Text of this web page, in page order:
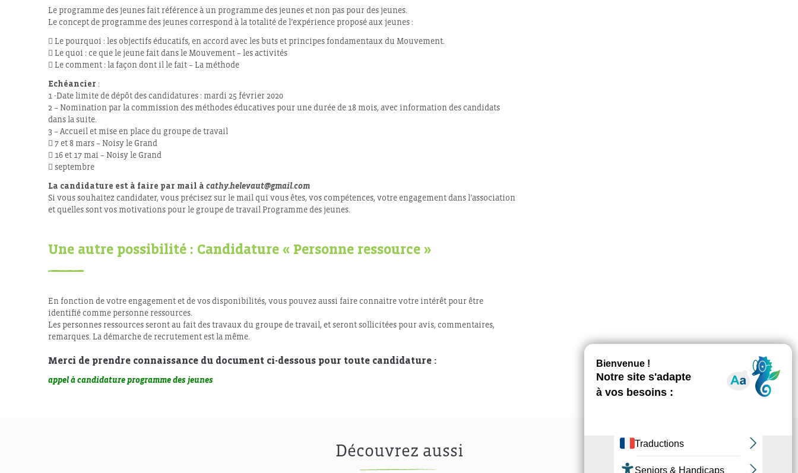
Le programme des jeunes fait référence à un programme des jeunes et non pas pour des jeunes.
Le concept de programme des jeunes correspond à la totalité de l’expérience proposé aux jeunes :
 Le pourquoi : les objectifs éducatifs, en accord avec les buts et principes fondamentaux du Mouvement.
 Le quoi : ce que le jeune fait dans le Mouvement – les activités
 Le comment : la façon dont il le fait – La méthode
Echéancier :
1 -Date limite de dépôt des candidatures : mardi 25 février 2020
2 – Nomination par la commission des méthodes éducatives pour une durée de 18 mois, avec information des candidats
dans la suite.
3 – Accueil et mise en place du groupe de travail
 7 et 8 mars – Noisy le Grand
 16 et 17 mai – Noisy le Grand
 septembre
La candidature est à faire par mail à cathy.helevaut@gmail.com
Si vous souhaitez candidater, vous précisez sur le mail qui vous êtes, vos compétences, votre engagement dans l’association
et quelles sont vos motivations pour le groupe de travail Programme des jeunes.
Une autre possibilité : Candidature « Personne ressource »
En fonction de votre engagement et de vos disponibilités, vous pouvez aussi faire connaitre votre intérêt pour être
identifié comme personne ressources.
Les personnes ressources seront au fait des travaux du groupe de travail, et seront sollicitées pour avis, commentaires,
remarques. La démarche de recrutement est la même.
Merci de prendre connaissance du document ci-dessous pour toute candidature :
appel à candidature programme des jeunes
Découvrez aussi